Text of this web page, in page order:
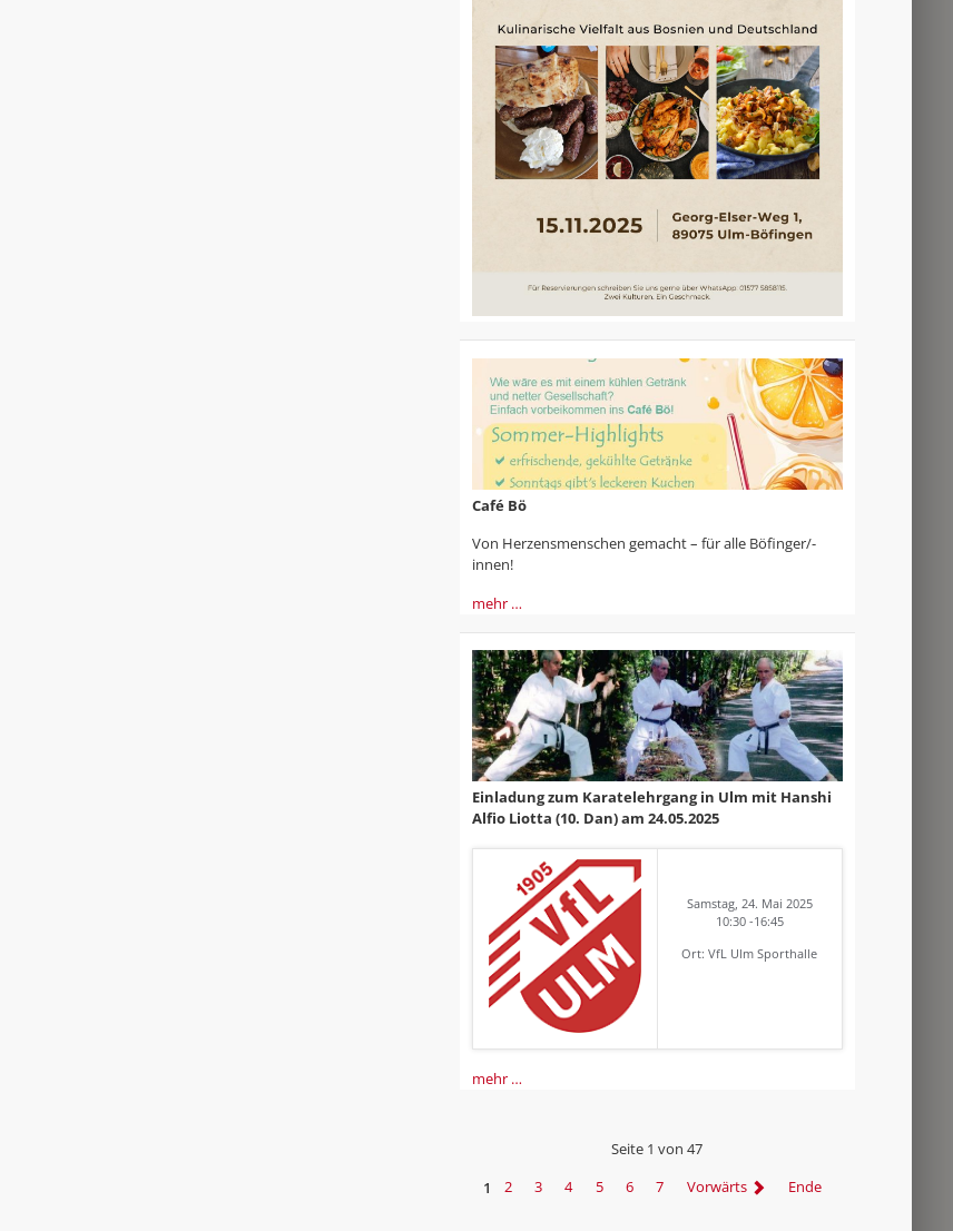
Café Bö
Von Herzensmenschen gemacht – für alle Böfinger/-
innen!
mehr …
Einladung zum Karatelehrgang in Ulm mit Hanshi
Alfio Liotta (10. Dan) am 24.05.2025
Samstag, 24. Mai 2025
10:30 -16:45
Ort: VfL Ulm Sporthalle
mehr …
Seite 1 von 47
1
2 3 4 5 6 7 Vorwärts Ende